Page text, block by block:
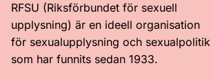
RFSU (Riksförbundet för sexuell
upplysning) är en ideell organisation
för sexualupplysning och sexualpolitik
som har funnits sedan 1933.